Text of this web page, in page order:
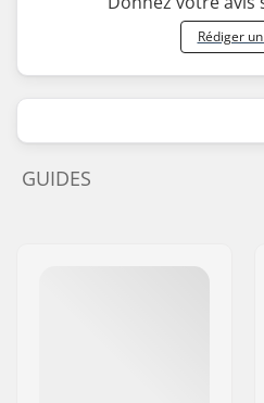
Rédiger
GUIDES